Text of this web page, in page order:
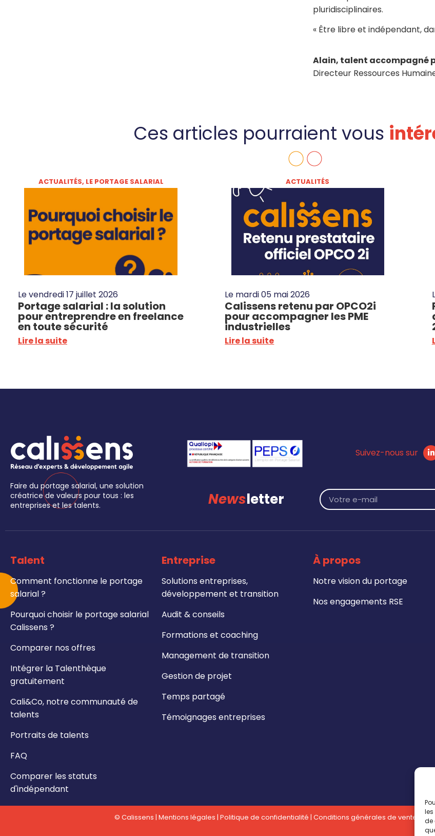
de
pluridisciplinaires.
« Être libre et indépendant,
Alain, talent accompagné
Directeur Ressources
Ces articles pourraient vous
ACTUALITÉS, LE PORTAGE SALARIAL
Levendredi 17 juillet 2026
Portage salarial : la solution
pour entreprendre en freelance
en toute sécurité
Lire la suite
ACTUALITÉS
Le mardi 05 mai 2026
Calissens retenu par OPCO2i
pour accompagner les PME
industrielles
Lire la suite
Suivez-nous sur
Faire du portage salarial, une solution
créatrice de valeurs pour tous : les
entreprises et les talents.
Newsletter
Talent
Comment fonctionne le portage
salarial ?
Pourquoi choisir le portage salarial
Calissens ?
Comparer nos offres
Intégrer la Talenthèque
gratuitement
Cali&Co, notre communauté de
talents
Portraits de talents
FAQ
Comparer les statuts
d'indépendant
Entreprise
Solutions entreprises,
développement et transition
Audit & conseils
Formations et coaching
Management de transition
Gestion de projet
Temps partagé
Témoignages entreprises
À propos
Notre vision du portage
Nos engagements RSE
© Calissens | Mentions légales | Politique de confidentialité | Conditions générales de vente |